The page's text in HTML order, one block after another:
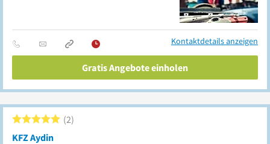
Kontaktdetails anzeigen
Gratis Angebote einholen
KFZ Aydin
2